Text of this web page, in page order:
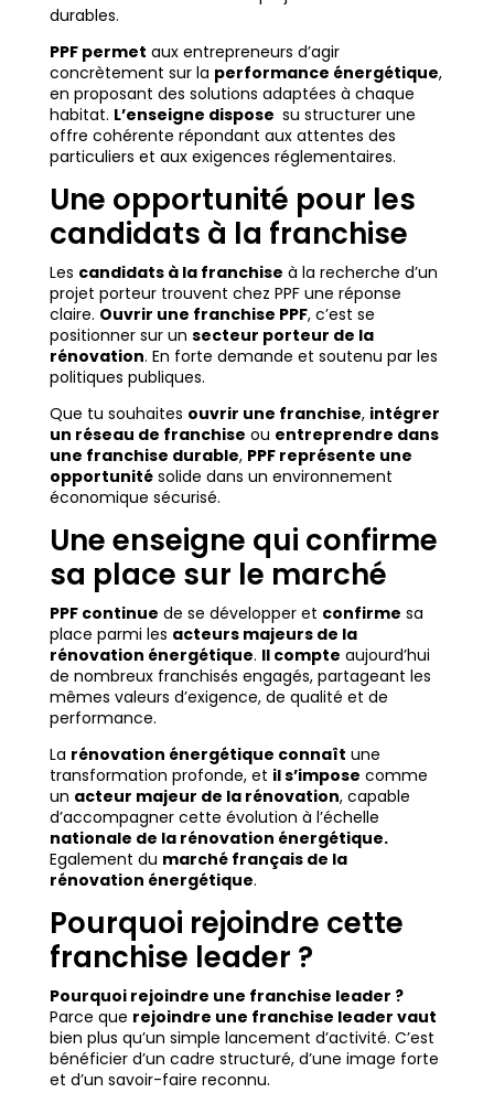
durables.
PPF permet aux entrepreneurs d’agir
concrètement sur la performance énergétique,
en proposant des solutions adaptées à chaque
habitat. L’enseigne dispose su structurer une
offre cohérente répondant aux attentes des
particuliers et aux exigences réglementaires.
Une opportunité pour les
candidats à la franchise
Les candidats à la franchise à la recherche d’un
projet porteur trouvent chez PPF une réponse
claire. Ouvrir une franchise PPF, c’est se
positionner sur un secteur porteur de la
rénovation. En forte demande et soutenu par les
politiques publiques.
Que tu souhaites ouvrir une franchise, intégrer
un réseau de franchise ou entreprendre dans
une franchise durable, PPF représente une
opportunitésolide dans un environnement
économique sécurisé.
Une enseigne qui confirme
sa place sur le marché
PPF continue de se développer et confirme sa
place parmi les acteurs majeurs de la
rénovation énergétique. Il compte aujourd’hui
de nombreux franchisés engagés, partageant les
mêmes valeurs d’exigence, de qualité et de
performance.
La rénovation énergétique connaît une
transformation profonde, et il s’impose comme
un acteur majeur de la rénovation, capable
d’accompagner cette évolution à l’échelle
nationale de la rénovation énergétique.
Egalement du marché français de la
rénovation énergétique.
Pourquoi rejoindre cette
franchise leader ?
Pourquoi rejoindre une franchise leader ?
Parce que rejoindre une franchise leader vaut
bien plus qu’un simple lancement d’activité. C’est
bénéficier d’un cadre structuré, d’une image forte
et d’un savoir-faire reconnu.